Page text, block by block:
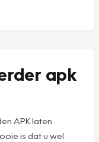
apk
APK laten
is dat u wel